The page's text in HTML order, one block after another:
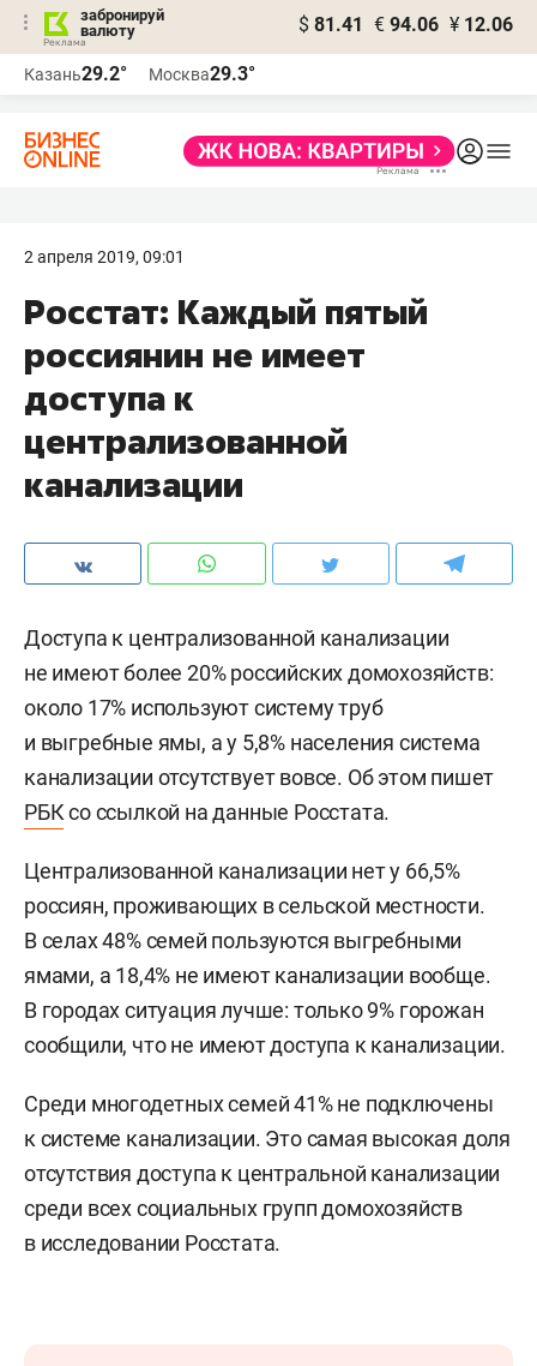
забронируй
валюту
$ 81.41 € 94.06 ¥ 12.06
Казань29.2° Москва29.3°
2 апреля 2019, 09:01
Росстат: Каждый пятый
россиянин не имеет
доступа к
централизованной
канализации
Доступа к централизованной канализации
не имеют более 20% российских домохозяйств:
около 17% используют систему труб
и выгребные ямы, а у 5,8% населения система
канализации отсутствует вовсе. Об этом пишет
РБКсо ссылкой на данные Росстата.
Централизованной канализации нет у 66,5%
россиян, проживающих в сельской местности.
В селах 48% семей пользуются выгребными
ямами, а 18,4% не имеют канализации вообще.
В городах ситуация лучше: только 9% горожан
сообщили, что не имеют доступа к канализации.
Среди многодетных семей 41% не подключены
к системе канализации. Это самая высокая доля
отсутствия доступа к центральной канализации
среди всех социальных групп домохозяйств
в исследовании Росстата.